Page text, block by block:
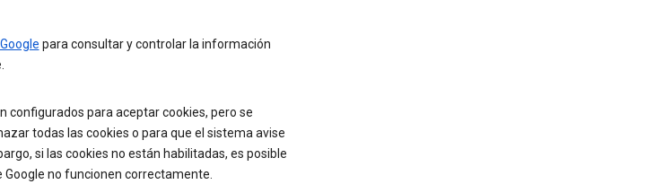
para consultar y controlar la información
configurados para aceptar cookies, pero se
todas las cookies o para que el sistema avise
si las cookies no están habilitadas, es posible
no funcionen correctamente.